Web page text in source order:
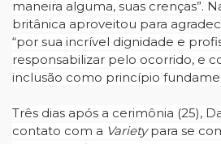
maneira alguma, suas crenças”.
britânica aproveitou para
“por sua incrível dignidade e
responsabilizar pelo ocorrido, e
inclusão como princípio
Três dias após a cerimônia (25),
contato com a Variety para se